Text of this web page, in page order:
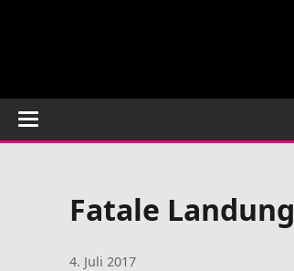
Fatale Landung
4. Juli 2017